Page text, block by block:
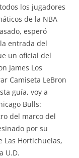
los jugadores
de la NBA
esperó
entrada del
un oficial del
James Los
Camiseta LeBron
guía, voy a
Bulls:
del marco del
por su
Las Hortichuelas,
U.D.